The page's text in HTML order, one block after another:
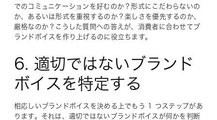
でのコミュニケーションを好むのか？形式にこだわらないの
か、あるいは形式を重視するのか？楽しさを優先するのか、
厳格なのか？こうした質問への答えが、消費者に合わせてブ
ランドボイスを作り上げるのに役立ちます。
6. 適切ではないブランド
ボイスを特定する
相応しいブランドボイスを決める上でもう 1 つステップがあ
ります。それは、 適切ではない ブランドボイスが何かを判断